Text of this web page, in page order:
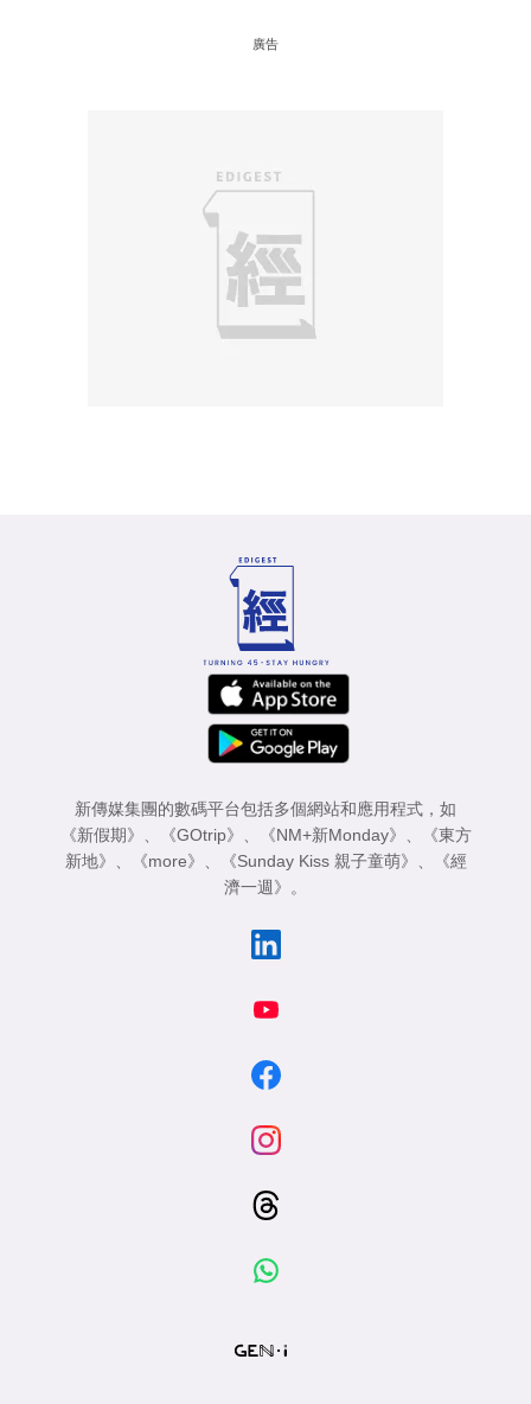
廣告
新傳媒集團的數碼平台包括多個網站和應用程式，如
《新假期》
《GOtrip》 《NM+新Monday》
《東方
新地》
《more》 《Sunday Kiss 親子童萌》
《經
濟一週》
。